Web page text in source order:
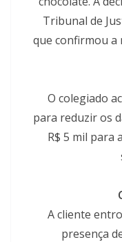
Tribunal de
que confirmou a
O colegiado
para reduzir os
R$ 5 mil para
A cliente
presença